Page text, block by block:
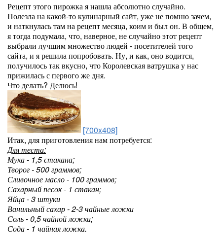
Рецепт этого пирожка я нашла абсолютно случайно.
Полезла на какой-то кулинарный сайт, уже не помню зачем,
и наткнулась там на рецепт месяца, коим и был он. В общем,
я тогда подумала, что, наверное, не случайно этот рецепт
выбрали лучшим множество людей - посетителей того
сайта, и я решила попробовать. Ну, и как, оно водится,
получилось так вкусно, что Королевская ватрушка у нас
прижилась с первого же дня.
Что делать? Делюсь!
[700x408]
Итак, для приготовления нам потребуется:
Для теста:
Мука - 1,5 стакана;
Творог - 500 граммов;
Сливочное масло - 100 граммов;
Сахарный песок - 1 стакан;
Яйца - 3 штуки
Ванильный сахар - 2-3 чайные ложки
Соль - 0,5 чайной ложки;
Сода - 1 чайная ложка.